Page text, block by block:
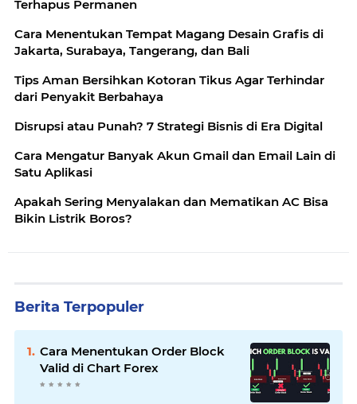
Terhapus Permanen
Cara Menentukan Tempat Magang Desain Grafis di
Jakarta, Surabaya, Tangerang, dan Bali
Tips Aman Bersihkan Kotoran Tikus Agar Terhindar
dari Penyakit Berbahaya
Disrupsi atau Punah? 7 Strategi Bisnis di Era Digital
Cara Mengatur Banyak Akun Gmail dan Email Lain di
Satu Aplikasi
Apakah Sering Menyalakan dan Mematikan AC Bisa
Bikin Listrik Boros?
Berita Terpopuler
Cara Menentukan Order Block
Valid di Chart Forex